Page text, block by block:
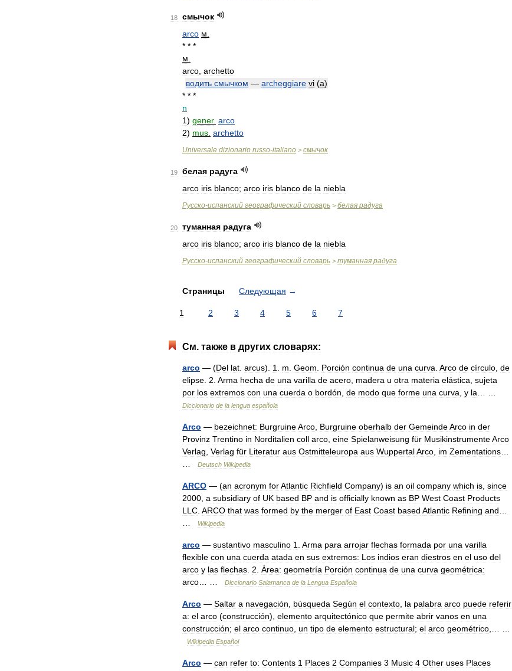
18
смычок
arco м
* * *
м
arco archetto
водить смычком — archeggiare vi (a)
* * *
n
1) gener. arco
2) mus archetto
Universale dizionario russo-italiano > смычок
19 белая радуга
arco iris blanco; arco iris blanco de la niebla
Русско-испанский географический словарь > белая радуга
20 туманная радуга
arco iris blanco; arco iris blanco de la niebla
Русско-испанский географический словарь > туманная радуга
Страницы Следующая →
1 2 3 4 5 6 7
См. также в других словарях:
arco — (Del lat arcus). 1 m Geom Porción continua de una curva Arco de círculo de
elipse 2 Arma hecha de una varilla de acero madera u otra materia elástica sujeta
por los extremos con una cuerda o bordón de modo que forme una curva y la
Diccionario de la lengua española
Arco — bezeichnet: BurgruineArco Burgruine oberhalb der GemeindeArco in der
Provinz Trentino in Norditalien coll arco eine Spielanweisung für MusikinstrumenteArco
Verlag Verlag für Literatur aus Ostmitteleuropa aus WuppertalArco im Zementations
Deutsch Wikipedia
ARCO — (an acronym forAtlantic Richfield Company) is an oil company which is since
2000 a subsidiary of UK based BP and is officially known as BP West Coast Products
LLC ARCO that was formed by the merger of East Coast based Atlantic Refining and
Wikipedia
arco — sustantivo masculino 1 Arma para arrojar flechas formada por una varilla
flexible con una cuerda atada en sus extremos: Los indios eran diestros en el uso del
arco y las flechas 2 Área: geometría Porción continua de una curva geométrica:
arco
Diccionario Salamanca de la Lengua Española
Arco — Saltar a navegación búsqueda Según el contexto la palabra arco puede referir
a: el arco (construcción), elemento arquitectónico que permite abrir vanos en una
construcción; el arco continuo un tipo de elemento estructural; el arco geométrico
Wikipedia Español
Arco — can refer to: Contents 1 Places 2 Companies 3 Music 4 Other uses Places